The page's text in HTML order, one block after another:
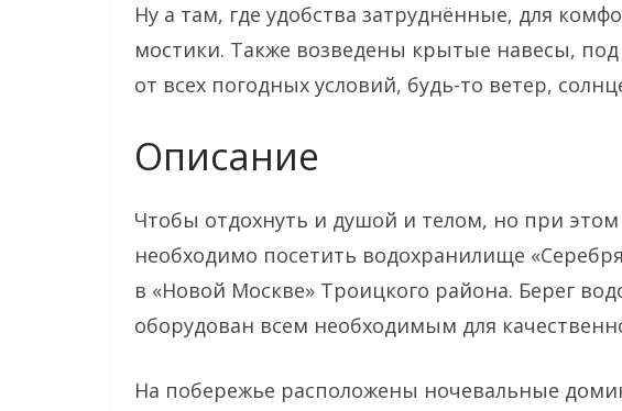
Ну а там, где удобства затруднённые, для
мостики. Также возведены крытые навесы,
от всех погодных условий, будь-то ветер,
Описание
Чтобы отдохнуть и душой и телом, но при
необходимо посетить водохранилище
в «Новой Москве» Троицкого района. Берег
оборудован всем необходимым для
На побережье расположены ночевальные